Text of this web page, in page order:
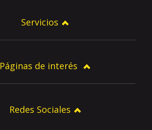
Servicios
Páginas de interés
Redes Sociales